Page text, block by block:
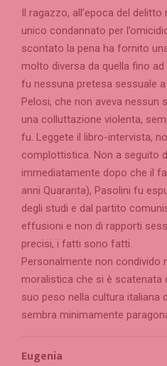
Il ragazzo, all’epoca del
unico condannato per
scontato la pena ha fornito
molto diversa da quella fino
fu nessuna pretesa sessuale
Pelosi, che non aveva nessun
una colluttazione violenta,
fu. Leggete il libro-intervista,
complottistica. Non a seguito
immediatamente dopo che il
anni Quaranta), Pasolini fu
degli studi e dal partito
effusioni e non di rapporti
precisi, i fatti sono fatti.
Personalmente non condivido
moralistica che si è scatenata
suo peso nella cultura italiana
sembra minimamente
Eugenia